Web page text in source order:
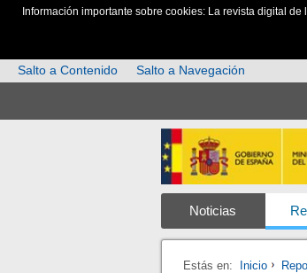
Información importante sobre cookies: La revista digital
Salto a Contenido
Salto a Navegación
Noticias
Estás en: Inicio